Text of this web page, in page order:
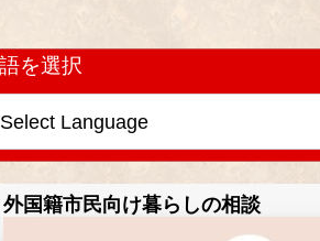
を選択
外国籍市民向け暮らしの相談